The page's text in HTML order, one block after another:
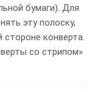
бумаги). Для
эту полоску,
стороне конверта.
со стрипом»